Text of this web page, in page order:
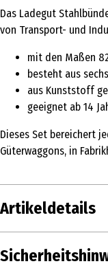
Das Ladegut
von Transport- und
mit den Maßen
besteht aus
aus Kunststoff
geeignet ab 14
Dieses Set bereichert
Güterwaggons, in
Artikeldetails
Inhalt